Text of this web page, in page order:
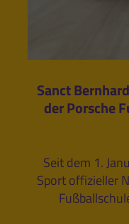
Sanct
der Porsche
Seit dem 1.
Sport offizieller